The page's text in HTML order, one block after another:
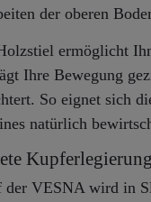
der oberen
ermöglicht
Ihre Bewegung
So eignet sich
natürlich
der VESNA wird in